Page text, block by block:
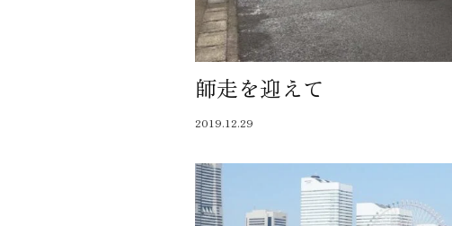
師走を迎えて
2019.12.29